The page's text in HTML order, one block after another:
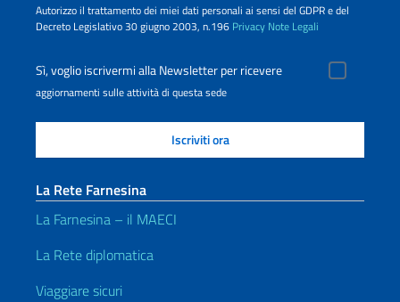
Autorizzo il trattamento dei miei dati personali ai sensi del GDPR e del
Decreto Legislativo 30 giugno 2003, n.196 Privacy Note Legali
Sì, voglio iscrivermi alla Newsletter per ricevere
aggiornamenti sulle attività di questa sede
La Rete Farnesina
La Farnesina – il MAECI
La Rete diplomatica
Viaggiare sicuri